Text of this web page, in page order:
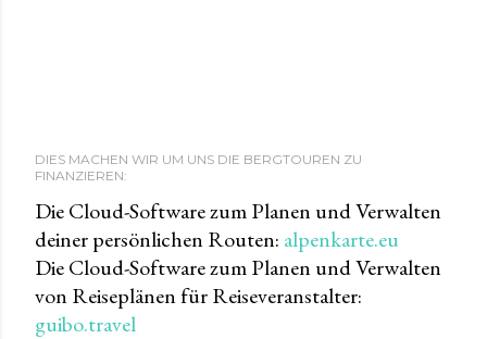
DIES MACHEN WIR UM UNS DIE BERGTOUREN ZU
FINANZIEREN:
Die Cloud-Software zum Planen und Verwalten
deiner persönlichen Routen: alpenkarte.eu
Die Cloud-Software zum Planen und Verwalten
von Reiseplänen für Reiseveranstalter:
guibo.travel